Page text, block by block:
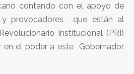
contando con el apoyo de
y provocadores que están al
Institucional (PRI)
en el poder a este Gobernador